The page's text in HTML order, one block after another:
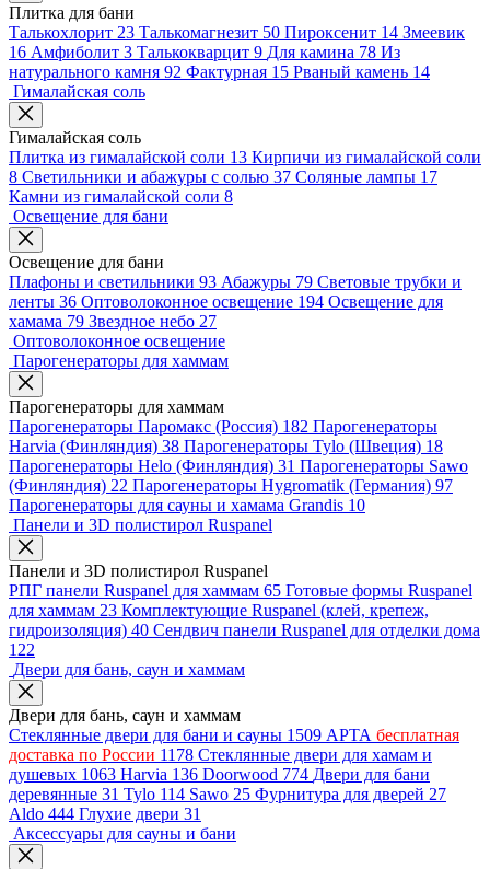
Плитка для бани
Талькохлорит 23 Талькомагнезит 50 Пироксенит 14 Змеевик
16 Амфиболит 3 Талькокварцит 9 Для камина 78 Из
натурального камня 92 Фактурная 15 Рваный камень 14
Гималайская соль
Гималайская соль
Плитка из гималайской соли 13 Кирпичи из гималайской соли
8 Светильники и абажуры с солью 37 Соляные лампы 17
Камни из гималайской соли 8
Освещение для бани
Освещение для бани
Плафоны и светильники 93 Абажуры 79 Световые трубки и
ленты 36 Оптоволоконное освещение 194 Освещение для
хамама 79 Звездное небо 27
Оптоволоконное освещение
Парогенераторы для хаммам
Парогенераторы для хаммам
Парогенераторы Паромакс (Россия) 182 Парогенераторы
Harvia (Финляндия) 38 Парогенераторы Tylo (Швеция) 18
Парогенераторы Helo (Финляндия) 31 Парогенераторы Sawo
(Финляндия) 22 Парогенераторы Hygromatik (Германия) 97
Парогенераторы для сауны и хамама Grandis 10
Панели и 3D полистирол Ruspanel
Панели и 3D полистирол Ruspanel
РПГ панели Ruspanel для хаммам 65 Готовые формы Ruspanel
для хаммам 23 Комплектующие Ruspanel (клей, крепеж,
гидроизоляция) 40 Сендвич панели Ruspanel для отделки дома
122
Двери для бань, саун и хаммам
Двери для бань, саун и хаммам
Стеклянные двери для бани и сауны 1509 АРТА бесплатная
доставка по России 1178 Стеклянные двери для хамам и
душевых 1063 Harvia 136 Doorwood 774 Двери для бани
деревянные 31 Tylo 114 Sawo 25 Фурнитура для дверей 27
Aldo 444 Глухие двери 31
Аксессуары для сауны и бани